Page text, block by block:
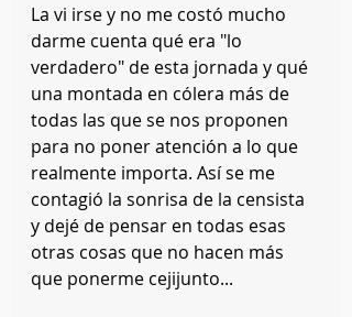
La vi irse y no me costó mucho
darme cuenta qué era "lo
verdadero" de esta jornada y qué
una montada en cólera más de
todas las que se nos proponen
para no poner atención a lo que
realmente importa. Así se me
contagió la sonrisa de la censista
y dejé de pensar en todas esas
otras cosas que no hacen más
que ponerme cejijunto...